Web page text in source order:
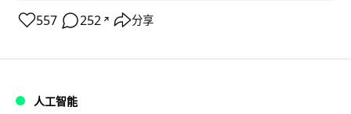
557 252 ↗ 分享
人工智能